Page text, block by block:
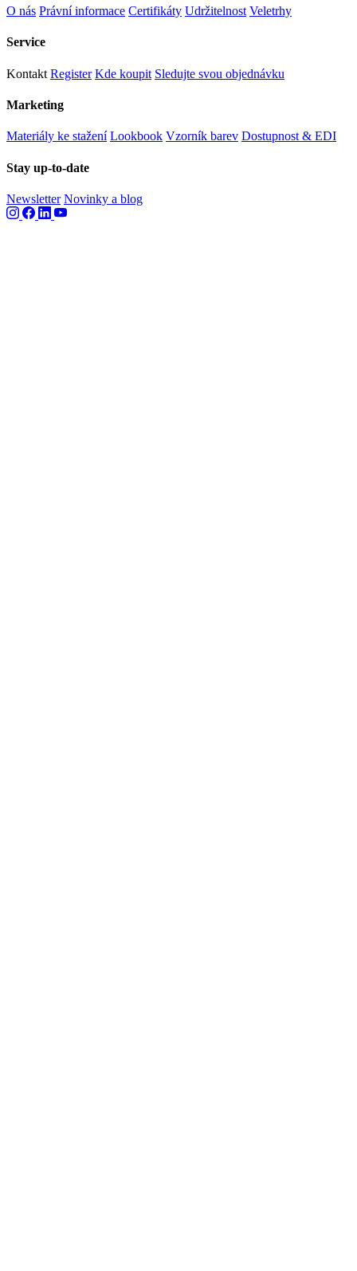
O nás Právní informace Certifikáty Udržitelnost Veletrhy
Service
Kontakt Register Kde koupit Sledujte svou objednávku
Marketing
Materiály ke stažení Lookbook Vzorník barev Dostupnost & EDI
Stay up-to-date
Newsletter Novinky a blog